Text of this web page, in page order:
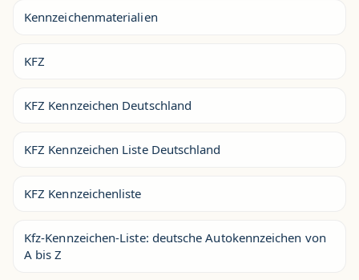
Kennzeichenmaterialien
KFZ
KFZ Kennzeichen Deutschland
KFZ Kennzeichen Liste Deutschland
KFZ Kennzeichenliste
Kfz-Kennzeichen-Liste: deutsche Autokennzeichen von
A bis Z